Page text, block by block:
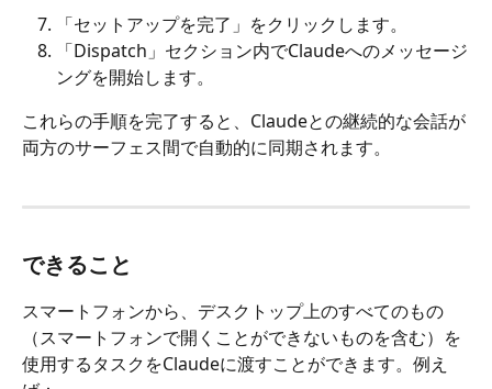
「セットアップを完了」をクリックします。
「Dispatch」セクション内でClaudeへのメッセージ
ングを開始します。
これらの手順を完了すると、Claudeとの継続的な会話が
両方のサーフェス間で自動的に同期されます。
できること
スマートフォンから、デスクトップ上のすべてのもの
（スマートフォンで開くことができないものを含む）を
使用するタスクをClaudeに渡すことができます。例え